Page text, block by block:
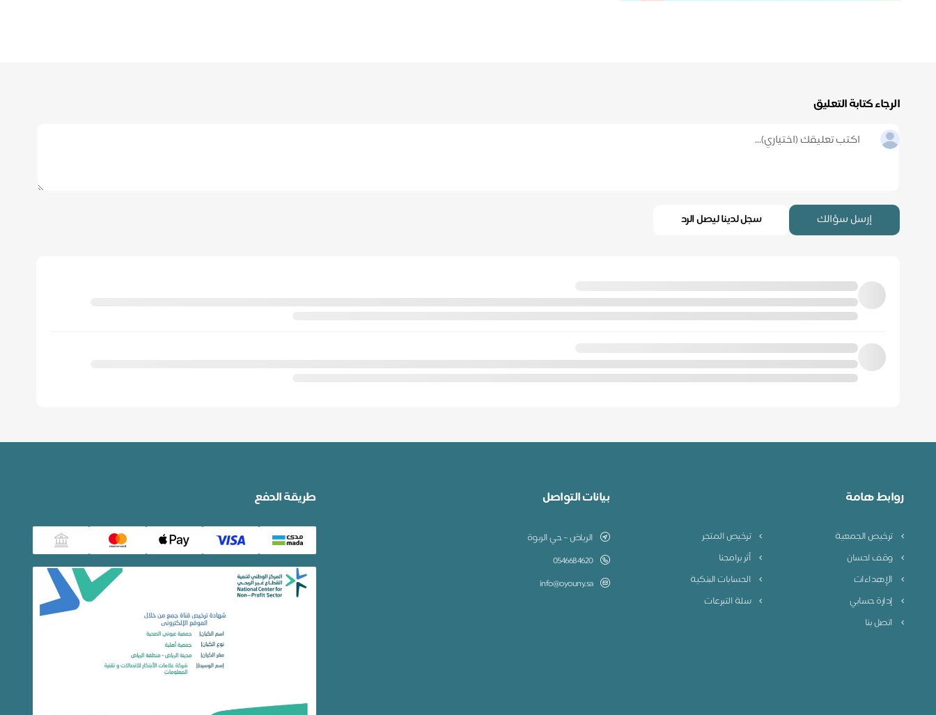
الرجاء كتابة التعليق
إرسل سؤالك سجل لدينا ليصل الرد
روابط هامة
ترخيص الجمعية
ترخيص المتجر
وقف احسان
أثر برامجنا
الإهداءات
الحسابات البنكية
إدارة حسابي
سلة التبرعات
اتصل بنا
بيانات التواصل
الرياض – حي الربوة
0546684620
info@oyouny.sa
طريقة الدفع